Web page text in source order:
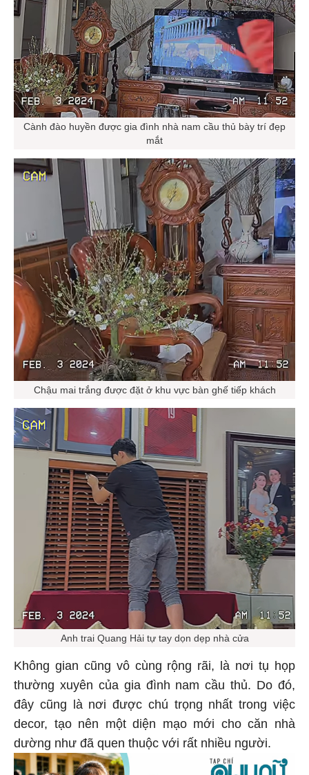
Cành đào huyền được gia đình nhà nam cầu thủ bày trí đẹp
mắt
Chậu mai trắng được đặt ở khu vực bàn ghế tiếp khách
Anh trai Quang Hải tự tay dọn dẹp nhà cửa
Không gian cũng vô cùng rộng rãi, là nơi tụ họp
thường xuyên của gia đình nam cầu thủ. Do đó,
đây cũng là nơi được chú trọng nhất trong việc
decor, tạo nên một diện mạo mới cho căn nhà
dường như đã quen thuộc với rất nhiều người.